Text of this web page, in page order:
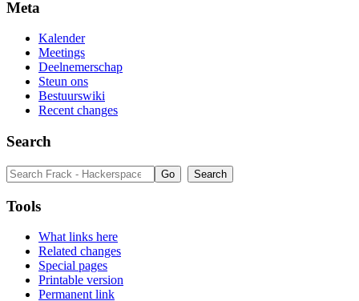
Meta
Kalender
Meetings
Deelnemerschap
Steun ons
Bestuurswiki
Recent changes
Search
Tools
What links here
Related changes
Special pages
Printable version
Permanent link